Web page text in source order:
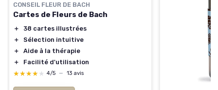
CONSEIL FLEUR DE BACH
Cartes de Fleurs de Bach
＋
38 cartes illustrées
＋
Sélection intuitive
＋
Aide à la thérapie
＋
Facilité d'utilisation
★★★★★
★★★★★ 4/5 — 13 avis